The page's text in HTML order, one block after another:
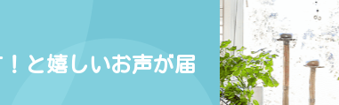
と嬉しいお声が届